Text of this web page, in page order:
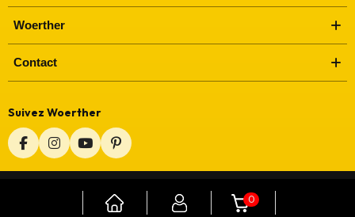
Woerther
Contact
Suivez Woerther
Depuis 2010
Contact
0